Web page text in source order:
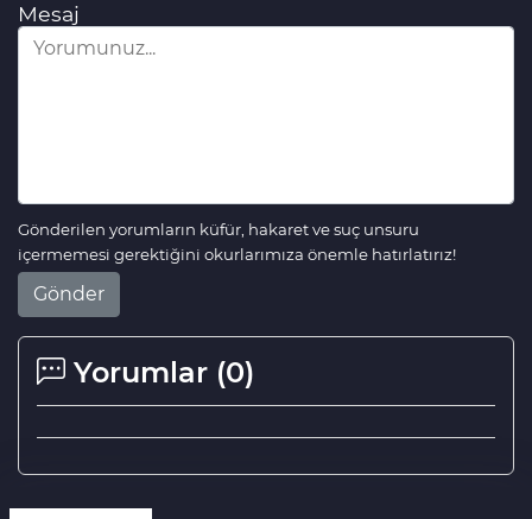
katıldı
Mesaj
Gönderilen yorumların küfür, hakaret ve suç unsuru
içermemesi gerektiğini okurlarımıza önemle hatırlatırız!
Gönder
Yorumlar (0)